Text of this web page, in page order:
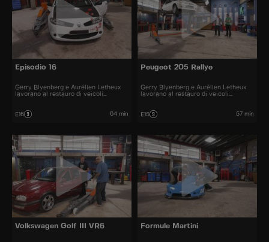
Episodio 16
Gerry Blyenberg e Aurélien Letheux
lavorano al restauro di veicoli
E16 64 min
Peugeot 205 Rallye
Gerry Blyenberg e Aurélien Letheux
lavorano al restauro di veicoli
E15 57 min
Volkswagen Golf III VR6 Formule Martini